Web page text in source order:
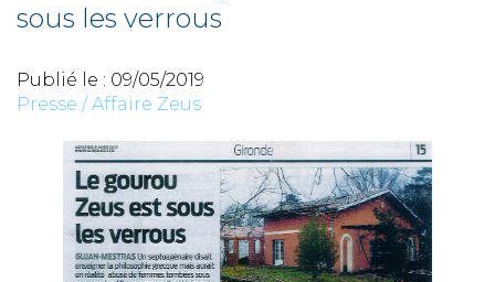
sous les verrous
Publié le : 09/05/2019
Presse / Affaire Zeus